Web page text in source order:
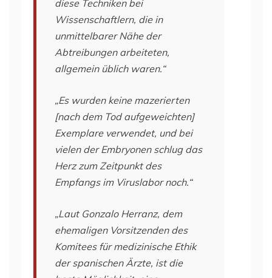
diese Techniken bei
Wissenschaftlern, die in
unmittelbarer Nähe der
Abtreibungen arbeiteten,
allgemein üblich waren.“
„Es wurden keine mazerierten
[nach dem Tod aufgeweichten]
Exemplare verwendet, und bei
vielen der Embryonen schlug das
Herz zum Zeitpunkt des
Empfangs im Viruslabor noch.“
„Laut Gonzalo Herranz, dem
ehemaligen Vorsitzenden des
Komitees für medizinische Ethik
der spanischen Ärzte, ist die